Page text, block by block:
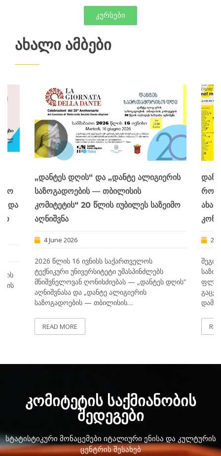
კურსები
ᲐᲮᲐᲚᲘ ᲐᲛᲑᲔᲑᲘ
და
„დანტეს დღის“ და „დანტე ალიგიერის
საზოგადოების — თბილისის
კომიტეტის“ 20 წლის იუბილეს საზეიმო
აღნიშვნა
4 June 2026
2026 წლის 16 ივნისს საქართველოს
ტექნიკური უნივერსიტეტი უმასპინძლებს
მნიშვნელოვან ღონისძიებას — „დანტეს დღის“
აღნიშვნასა და „დანტე ალიგიერის
საზოგადოების — თბილისის…
READ MORE
2
ფლობ
ᲙᲝᲛᲘᲢᲔᲢᲘᲡ ᲡᲐᲥᲛᲘᲐᲜᲝᲑᲘᲡ
ᲨᲔᲓᲔᲒᲔᲑᲘ
სტატისტიკური მონაცემები იტალიური ენისა და კულტურის
ცენტრის შესახებ